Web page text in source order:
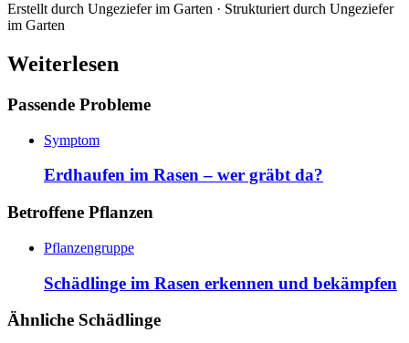
Erstellt durch Ungeziefer im Garten · Strukturiert durch Ungeziefer
im Garten
Weiterlesen
Passende Probleme
Symptom
Erdhaufen im Rasen – wer gräbt da?
Betroffene Pflanzen
Pflanzengruppe
Schädlinge im Rasen erkennen und bekämpfen
Ähnliche Schädlinge